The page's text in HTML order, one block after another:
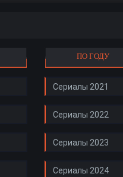
ПО ГОДУ
Сериалы 2021
Сериалы 2022
Сериалы 2023
Сериалы 2024